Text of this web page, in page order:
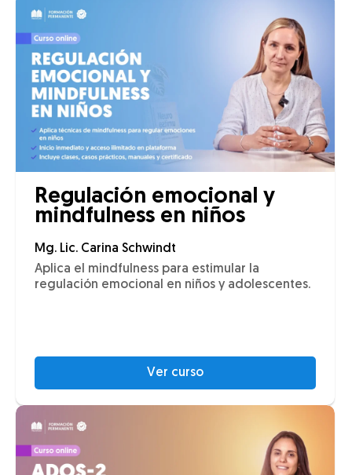
Regulación emocional y
mindfulness en niños
Mg. Lic. Carina Schwindt
Aplica el mindfulness para estimular la
regulación emocional en niños y adolescentes.
Ver curso